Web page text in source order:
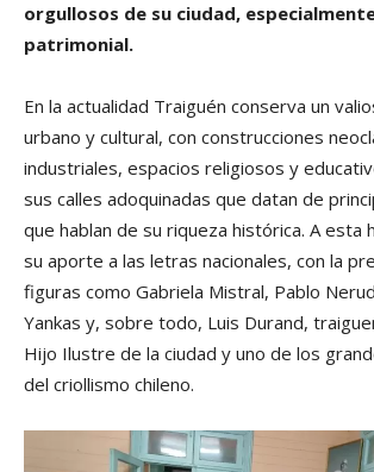
orgullosos de su ciudad,
patrimonial.
En la actualidad Traiguén conserva un
urbano y cultural, con construcciones
industriales, espacios religiosos y
sus calles adoquinadas que datan de
que hablan de su riqueza histórica. A esta
su aporte a las letras nacionales, con la
figuras como Gabriela Mistral, Pablo
Yankas y, sobre todo, Luis Durand,
Hijo Ilustre de la ciudad y uno de los
del criollismo chileno.